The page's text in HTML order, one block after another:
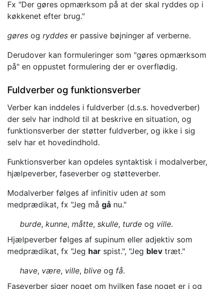
Fx "Der gøres opmærksom på at der skal ryddes op i
køkkenet efter brug."
gøres og ryddes er passive bøjninger af verberne.
Derudover kan formuleringer som "gøres opmærksom
på" en oppustet formulering der er overflødig.
Fuldverber og funktionsverber
Verber kan inddeles i fuldverber (d.s.s. hovedverber)
der selv har indhold til at beskrive en situation, og
funktionsverber der støtter fuldverber, og ikke i sig
selv har et hovedindhold.
Funktionsverber kan opdeles syntaktisk i modalverber,
hjælpeverber, faseverber og støtteverber.
Modalverber følges af infinitiv uden at som
medprædikat, fx "Jeg må gå nu."
burde, kunne, måtte, skulle, turdeog ville.
Hjælpeverber følges af supinum eller adjektiv som
medprædikat, fx "Jeg har spist.", "Jeg blev træt."
have, være, ville, bliveog få.
Faseverber siger noget om hvilken fase noget er i og